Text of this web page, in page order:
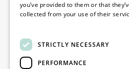
Kontakt
you’ve provided to them or that
collected from your use of their
STRICTLY NECESSARY
PERFORMANCE